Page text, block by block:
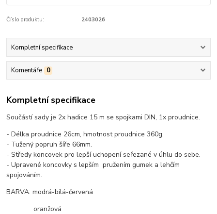
Číslo produktu: 2403026
Kompletní specifikace
Komentáře 0
Kompletní specifikace
Součástí sady je 2x hadice 15 m se spojkami DIN, 1x proudnice.
- Délka proudnice 26cm, hmotnost proudnice 360g.
- Tužený popruh šíře 66mm.
- Středy koncovek pro lepší uchopení seřezané v úhlu do sebe.
- Upravené koncovky s lepším pružením gumek a lehčím
spojováním.
BARVA: modrá-bílá-červená
oranžová